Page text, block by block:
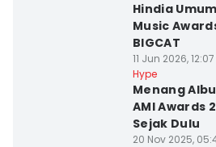
Hindia
Music
BIGCAT
11 Jun 2026,
Hype
Menang
AMI Awards
Sejak Dulu
20 Nov 2025,